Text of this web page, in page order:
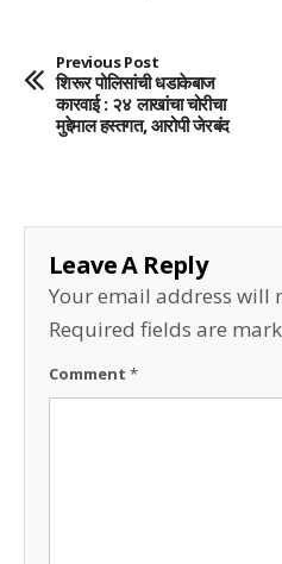
Previous Post
शिरूर पोलिसांची धडाकेबाज
कारवाई : २४ लाखांचा चोरीचा
मुद्देमाल हस्तगत, आरोपी जेरबंद
Leave A Reply
Your email address will
Required fields are
Comment *